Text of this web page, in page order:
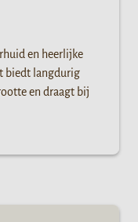
en heerlijke
biedt langdurig
en draagt bij